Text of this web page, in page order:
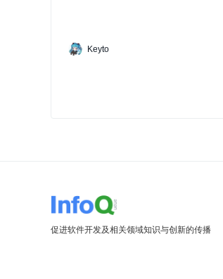
Keyto
促进软件开发及相关领域知识与创新的传播